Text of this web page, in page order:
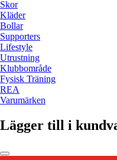
Skor
Kläder
Bollar
Supporters
Lifestyle
Utrustning
Klubbområde
Fysisk Träning
REA
Varumärken
Lägger till i